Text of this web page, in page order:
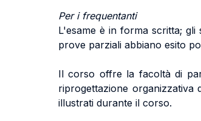
Per i frequentanti
L'esame è in forma scritta;
prove parziali abbiano esito
Il corso offre la facoltà di
riprogettazione organizzativa
illustrati durante il corso.